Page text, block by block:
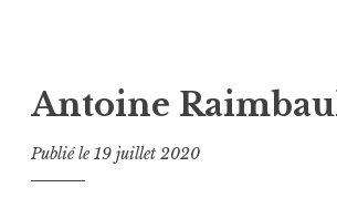
Antoine
Publié le19 juillet 2020